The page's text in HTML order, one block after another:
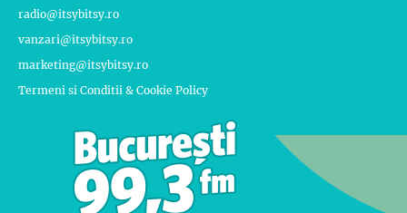
radio@itsybitsy.ro
vanzari@itsybitsy.ro
marketing@itsybitsy.ro
Termeni si Conditii & Cookie Policy